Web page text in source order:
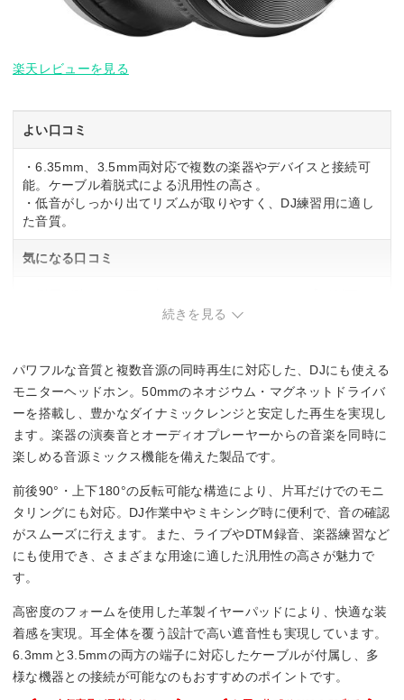
楽天レビューを見る
よい口コミ
・6.35mm、3.5mm両対応で複数の楽器やデバイスと接続可
能。ケーブル着脱式による汎用性の高さ。
・低音がしっかり出てリズムが取りやすく、DJ練習用に適し
た音質。
気になる口コミ
・音の広がりが狭く高音が弱めで、モニタリング精度を求め
続きを見る
パワフルな音質と複数音源の同時再生に対応した、DJにも使える
モニターヘッドホン。50mmのネオジウム・マグネットドライバ
ーを搭載し、豊かなダイナミックレンジと安定した再生を実現し
ます。楽器の演奏音とオーディオプレーヤーからの音楽を同時に
楽しめる音源ミックス機能を備えた製品です。
前後90°・上下180°の反転可能な構造により、片耳だけでのモニ
タリングにも対応。DJ作業中やミキシング時に便利で、音の確認
がスムーズに行えます。また、ライブやDTM録音、楽器練習など
にも使用でき、さまざまな用途に適した汎用性の高さが魅力で
す。
高密度のフォームを使用した革製イヤーパッドにより、快適な装
着感を実現。耳全体を覆う設計で高い遮音性も実現しています。
6.3mmと3.5mmの両方の端子に対応したケーブルが付属し、多
様な機器との接続が可能なのもおすすめのポイントです。